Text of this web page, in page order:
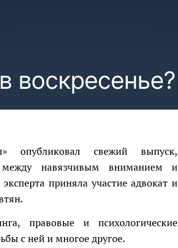
воскресенье?
навязчивым вниманием и
приняла участие адвокат и
с ней и многое другое.